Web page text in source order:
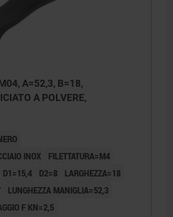
A=52,3, B=18,
A POLVERE,
INOX
FILETTATURA=M4
D1=15,4 D2=8
LARGHEZZA=18
LUNGHEZZA MANIGLIA=52,3
F KN=2,5